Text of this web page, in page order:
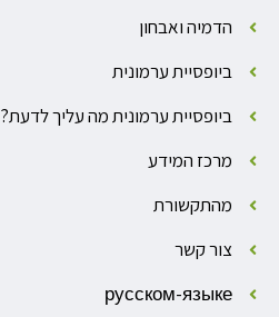
הדמיה ואבחון
ביופסיית ערמונית
ביופסיית ערמונית מה עליך לדעת?
מרכז המידע
מהתקשורת
צור קשר
русском-языке